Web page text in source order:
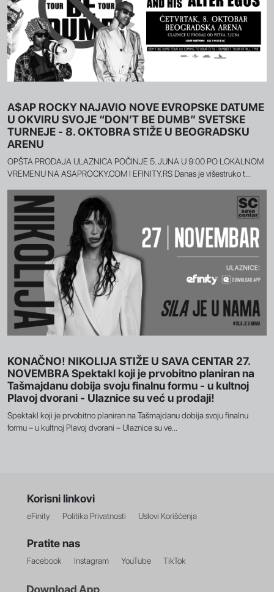
A$AP ROCKY NAJAVIO NOVE EVROPSKE DATUME
U OKVIRU SVOJE “DON’T BE DUMB” SVETSKE
TURNEJE - 8. OKTOBRA STIŽE U BEOGRADSKU
ARENU
OPŠTA PRODAJA ULAZNICA POČINJE 5. JUNA U 9:00 PO LOKALNOM
VREMENU NA ASAPROCKY.COM I EFINITY.RS Danas je višestruko t...
KONAČNO! NIKOLIJA STIŽE U SAVA CENTAR 27.
NOVEMBRA Spektakl koji je prvobitno planiran na
Tašmajdanu dobija svoju finalnu formu - u kultnoj
Plavoj dvorani - Ulaznice su već u prodaji!
Spektakl koji je prvobitno planiran na Tašmajdanu dobija svoju finalnu
formu – u kultnoj Plavoj dvorani – Ulaznice su ve...
Korisni linkovi
eFinity Politika Privatnosti Uslovi Korišćenja
Pratite nas
Facebook Instagram YouTube TikTok